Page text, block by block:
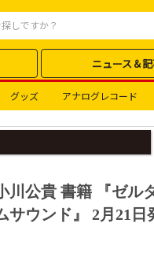
ニュース＆
グッズ アナログレコード
川公貴 書籍 『ゼル
サウンド』 2月21日